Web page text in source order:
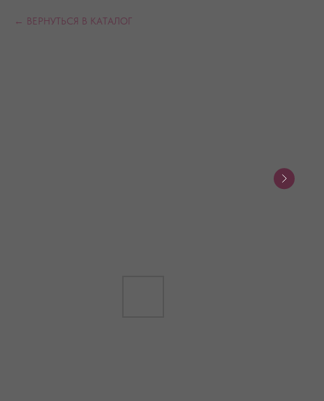
ВЕРНУТЬСЯ В КАТАЛОГ